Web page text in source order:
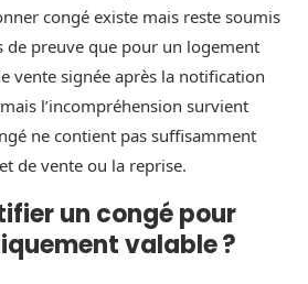
congé existe mais reste soumis
de preuve que pour un logement
vente signée après la notification
l’incompréhension survient
ne contient pas suffisamment
de vente ou la reprise.
un congé pour
valable ?